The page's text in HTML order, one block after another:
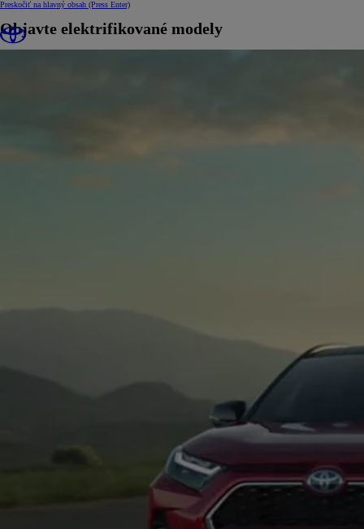
Preskočiť na hlavný obsah (Press Enter)
Objavte elektrifikované modely